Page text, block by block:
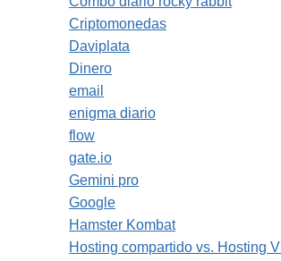
Criptomonedas
Daviplata
Dinero
email
enigma diario
flow
gate.io
Gemini pro
Google
Hamster Kombat
Hosting compartido vs. Hosting